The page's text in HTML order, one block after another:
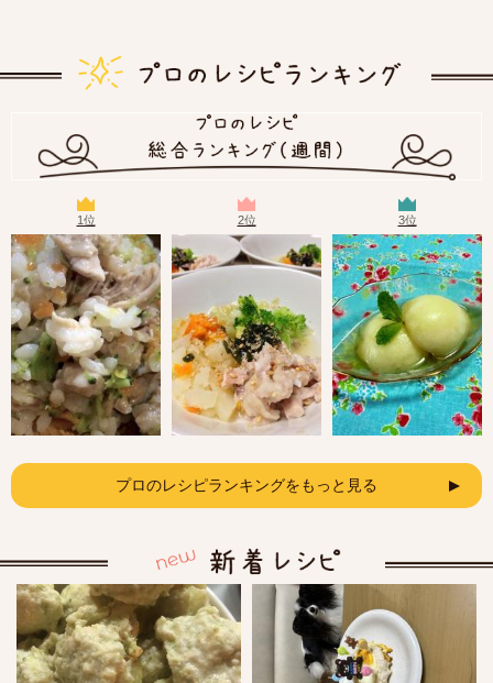
1位 2位 3位
プロのレシピランキングをもっと見る